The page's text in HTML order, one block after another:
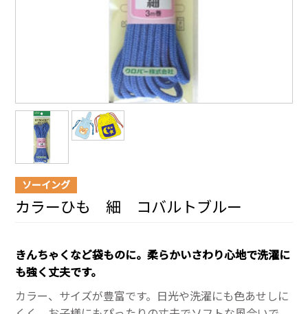
ソーイング
カラーひも 細 コバルトブルー
きんちゃくなど袋ものに。柔らかいさわり心地で洗濯に
も強く丈夫です。
カラー、サイズが豊富です。日光や洗濯にも色あせしに